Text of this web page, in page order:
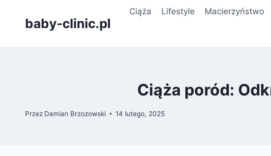
baby-clinic.pl
Ciąża Lifestyle Macierzyństwo
Ciąża poród:
Przez Damian Brzozowski 14 lutego, 2025